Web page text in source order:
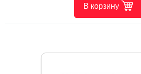
В корзину